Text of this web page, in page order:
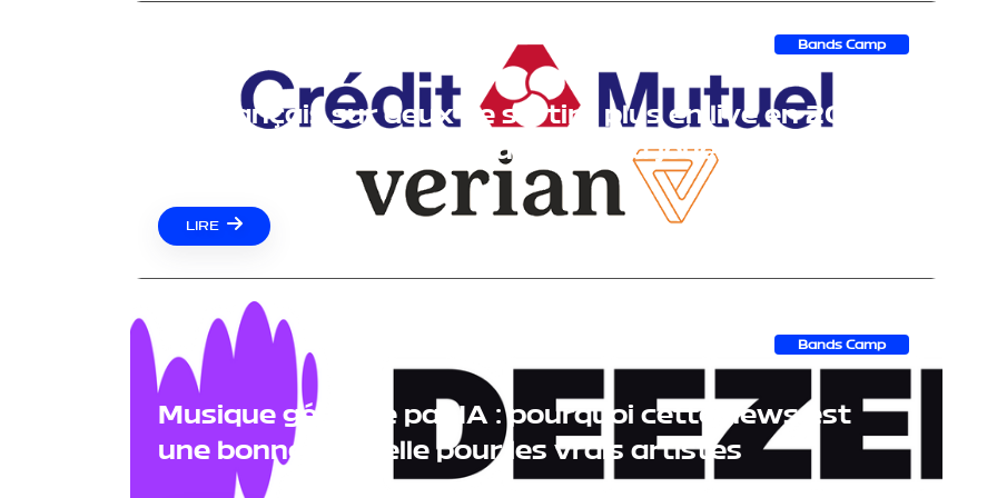
Bands Camp
Un Français sur deux ne sortira plus en live en 2026
: pourquoi c'est ta meilleure carte à jouer
LIRE
Bands Camp
Musique générée par IA : pourquoi cette news est
une bonne nouvelle pour les vrais artistes